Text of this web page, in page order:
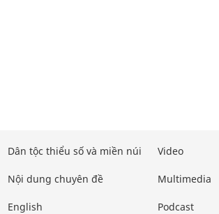
Dân tộc thiểu số và miền núi
Nội dung chuyên đề
English
Video
Multimedia
Podcast